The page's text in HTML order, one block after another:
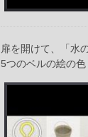
扉を開けて、「水
5つのベルの絵の